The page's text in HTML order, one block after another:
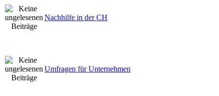
Nachhilfe in der CH
Umfragen für Unternehmen